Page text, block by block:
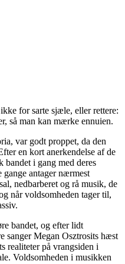
for sarte sjæle, eller rettere:
så man kan mærke ennuien.
var godt proppet, da den
en kort anerkendelse af de
bandet i gang med deres
gange antager nærmest
nedbarberet og rå musik, de
når voldsomheden tager til,
bandet, og efter lidt
sanger Megan Osztrosits hæst
realiteter på vrangsiden i
Voldsomheden i musikken